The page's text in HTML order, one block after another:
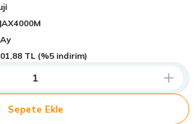
TL (%5 indirim)
Sepete Ekle